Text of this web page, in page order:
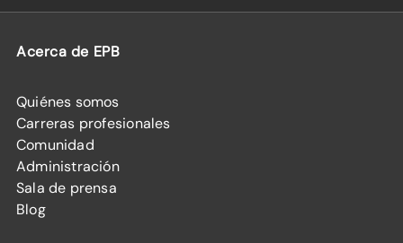
Acerca de EPB
Quiénes somos
Carreras profesionales
Comunidad
Administración
Sala de prensa
Blog